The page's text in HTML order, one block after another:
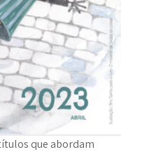
que abordam